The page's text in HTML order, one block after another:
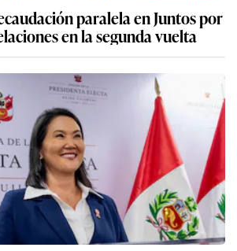
paralela en Juntos por
en la segunda vuelta